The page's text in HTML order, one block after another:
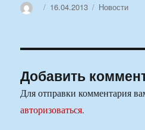
АвторОпубликовано
16.04.2013 Рубрики
Новости
Добавить
Для отправки комментария
авторизоваться.